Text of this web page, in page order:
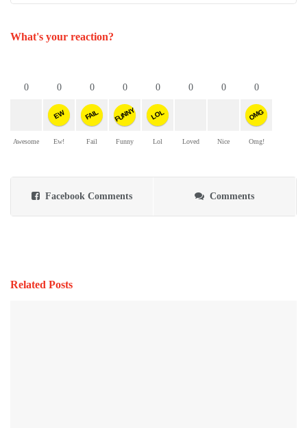
What's your reaction?
0
Awesome
0
EW
Ew!
0
FAIL
Fail
0
FUNNY
Funny
0
LOL
Lol
0
Loved
0
Nice
0
OMG
Omg!
Facebook Comments Comments
Related Posts